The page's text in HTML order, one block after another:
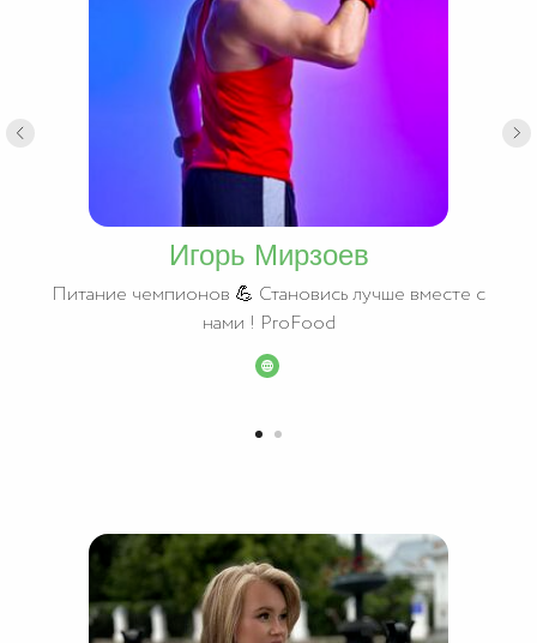
Игорь Мирзоев
Питание чемпионов 💪 Становись лучше вместе с
нами ! ProFood